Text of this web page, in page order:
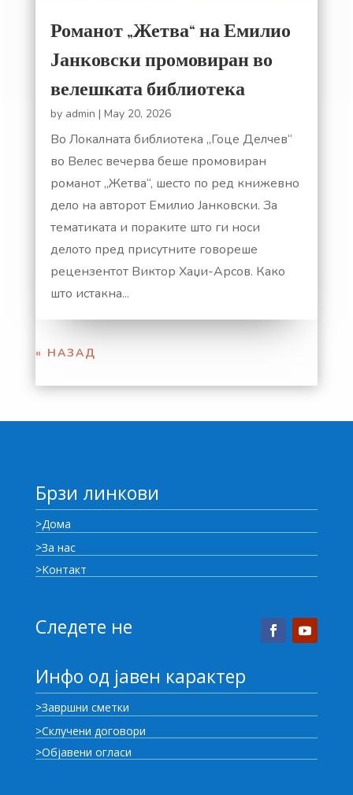
Романот „Жетва“ на Емилио
Јанковски промовиран во
велешката библиотека
by admin | May 20, 2026
Во Локалната библиотека „Гоце Делчев“
во Велес вечерва беше промовиран
романот „Жетва“, шесто по ред книжевно
дело на авторот Емилио Јанковски. За
тематиката и пораките што ги носи
делото пред присутните говореше
рецензентот Виктор Хаџи-Арсов. Како
што истакна...
« НАЗАД
Брзи линкови
>Дома
>За нас
>Контакт
Следете не
Инфо од јавен карактер
>Завршни сметки
>Склучени договори
>Објавени огласи